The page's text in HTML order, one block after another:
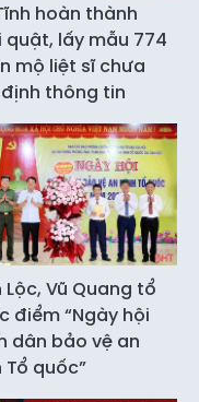
hoàn thành
quật, lấy mẫu 774
mộ liệt sĩ chưa
thông tin
Lộc, Vũ Quang tổ
điểm “Ngày hội
dân bảo vệ an
Tổ quốc”